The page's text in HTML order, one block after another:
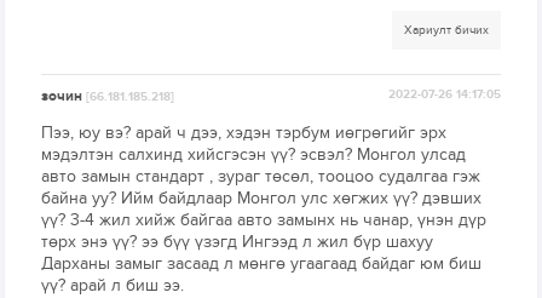
Хариулт бичих
зочин[66.181.185.218] 2022-07-26 14:17:05
Пээ, юу вэ? арай ч дээ, хэдэн тэрбум иөгрөгийг эрх
мэдэлтэн салхинд хийсгэсэн үү? эсвэл? Монгол улсад
авто замын стандарт , зураг төсөл, тооцоо судалгаа гэж
байна уу? Ийм байдлаар Монгол улс хөгжих үү? дэвших
үү? 3-4 жил хийж байгаа авто замынх нь чанар, үнэн дүр
төрх энэ үү? ээ бүү үзэгд Ингээд л жил бүр шахуу
Дарханы замыг засаад л мөнгө угаагаад байдаг юм биш
үү? арай л биш ээ.